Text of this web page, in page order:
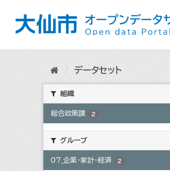
データセット
組織
総合政策課 2
グループ
07_企業・家計・経済 2